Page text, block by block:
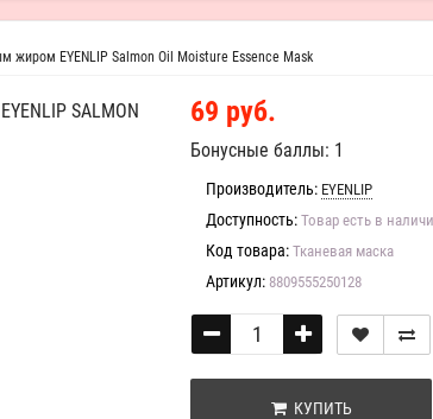
EYENLIP Salmon Oil Moisture Essence Mask
SALMON 69 руб.
Бонусные баллы: 1
Производитель: EYENLIP
Доступность: Товар есть в
Код товара: Тканевая маска
Артикул: 8809555250128
КУПИТЬ